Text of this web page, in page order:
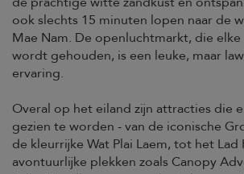
ook slechts 15 minuten lopen naar de
Mae Nam. De openluchtmarkt, die
wordt gehouden, is een leuke, maar
ervaring.
Overal op het eiland zijn attracties die
gezien te worden - van de iconische
de kleurrijke Wat Plai Laem, tot het
avontuurlijke plekken zoals Canopy